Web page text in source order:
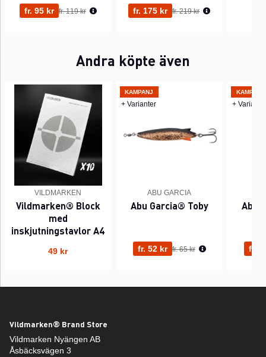
fr. 95 kr Ordinarie pris:
fr. 119 kr fr. 175 kr Ordinarie pris:
fr. 219 kr
Andra köpte även
VILDMARKEN
Vildmarken® Block
med
inskjutningstavlor A4
49 kr
KAMPANJ
+ Varianter
ABU GARCIA
Abu Garcia® Toby
fr. 52 kr Ordinarie pris:
fr. 65 kr
KAMPANJ
+
Abu
fr.
Vildmarken® Brand Store
Vildmarken Nyängen AB
Åsbäcksvägen 3